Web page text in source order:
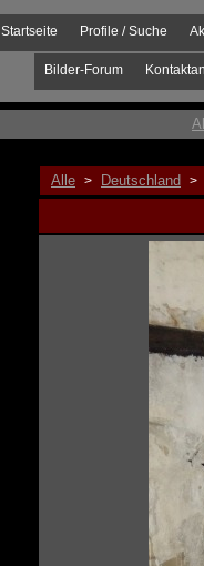
Profile / Suche
Startseite
Bilder-Forum
Alle > Deutschland >